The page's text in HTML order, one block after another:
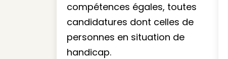
compétences égales, toutes
candidatures dont celles de
personnes en situation de
handicap.